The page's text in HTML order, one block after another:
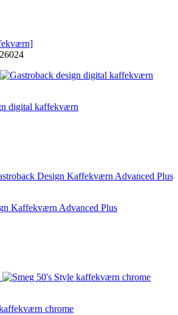
digital kaffekværn
Kaffekværn Advanced Plus
chrome